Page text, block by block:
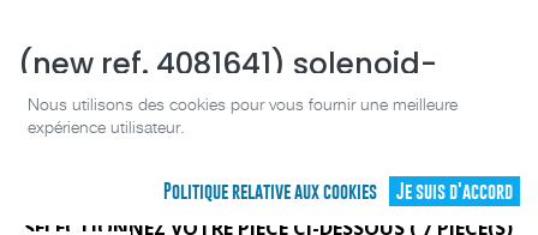
(new ref. 4081641) solenoid-
starter,xr,w/wshr
(0 avis)
SÉLECTIONNEZ VOTRE PIÈCE CI-DESSOUS ( 7 PIÈCE(S)
Nous utilisons des cookies pour vous fournir une meilleure
expérience utilisateur.
Politique relative aux cookies Je suis d'accord